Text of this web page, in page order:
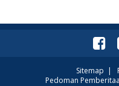
Sitemap |
Pedoman